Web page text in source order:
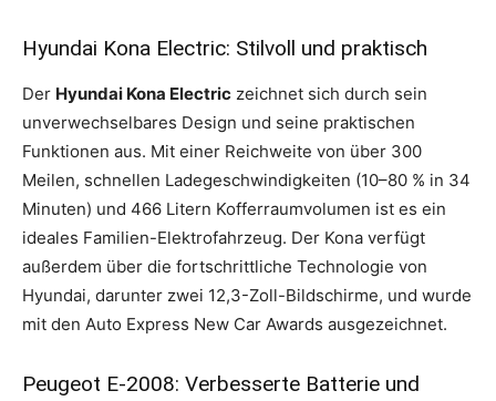
Hyundai Kona Electric: Stilvoll und praktisch
Der Hyundai Kona Electric zeichnet sich durch sein
unverwechselbares Design und seine praktischen
Funktionen aus. Mit einer Reichweite von über 300
Meilen, schnellen Ladegeschwindigkeiten (10–80 % in 34
Minuten) und 466 Litern Kofferraumvolumen ist es ein
ideales Familien-Elektrofahrzeug. Der Kona verfügt
außerdem über die fortschrittliche Technologie von
Hyundai, darunter zwei 12,3-Zoll-Bildschirme, und wurde
mit den Auto Express New Car Awards ausgezeichnet.
Peugeot E-2008: Verbesserte Batterie und